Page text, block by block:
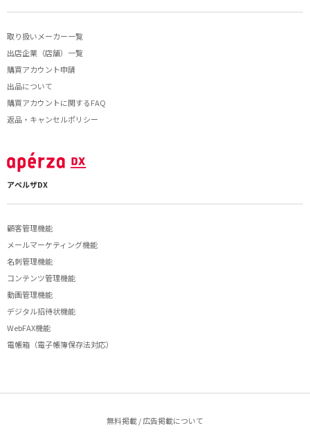
取り扱いメーカー一覧
出店企業（店舗）一覧
購買アカウント申請
出品について
購買アカウントに関するFAQ
返品・キャンセルポリシー
アペルザDX
顧客管理機能
メールマーケティング機能
名刺管理機能
コンテンツ管理機能
動画管理機能
デジタル招待状機能
WebFAX機能
電帳箱（電子帳簿保存法対応）
無料掲載 / 広告掲載について